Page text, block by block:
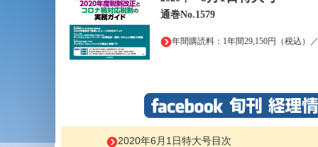
通巻No.1579
年間購読料：1年間29,150円（税込）
2020年6月1日特大号目次